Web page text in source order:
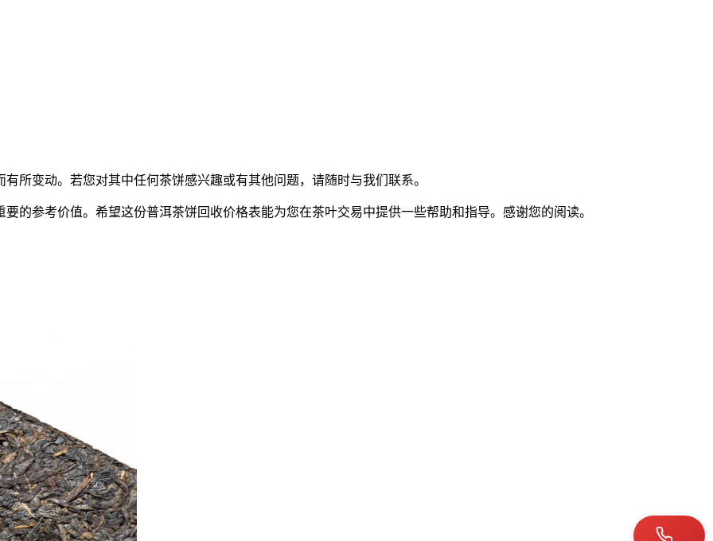
所变动。若您对其中任何茶饼感兴趣或有其他问题，请随时与我们联系。
的参考价值。希望这份普洱茶饼回收价格表能为您在茶叶交易中提供一些帮助和指导。感谢您的阅读。